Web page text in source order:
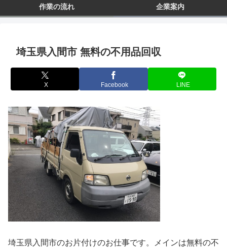
作業の流れ 企業案内
埼玉県入間市 無料の不用品回収
X Facebook LINE
埼玉県入間市のお片付けのお仕事です。メインは無料の不